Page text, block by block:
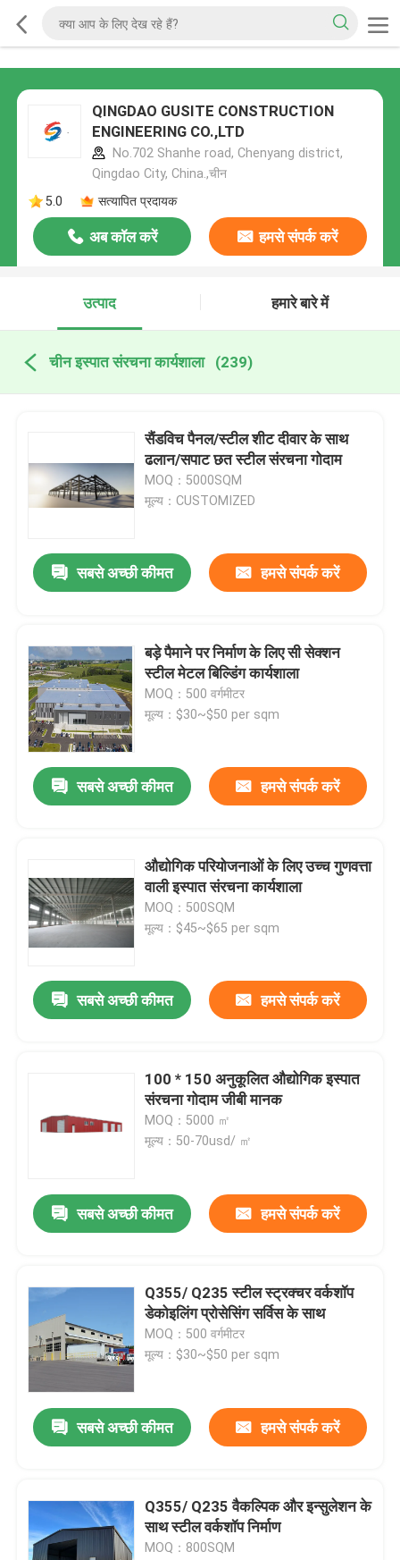
QINGDAO GUSITE CONSTRUCTION
ENGINEERING CO.,LTD
No.702 Shanhe road, Chenyang district,
Qingdao City, China.,चीन
5.0
सत्यापित प्रदायक
अब कॉल करें हमसे संपर्क करें
उत्पाद हमारे बारे में
चीन इस्पात संरचना कार्यशाला (239)
सैंडविच पैनल/स्टील शीट दीवार के साथ
ढलान/सपाट छत स्टील संरचना गोदाम
MOQ：5000SQM
मूल्य：CUSTOMIZED
सबसे अच्छी कीमत हमसे संपर्क करें
बड़े पैमाने पर निर्माण के लिए सी सेक्शन
स्टील मेटल बिल्डिंग कार्यशाला
MOQ：500 वर्गमीटर
मूल्य：$30~$50 per sqm
सबसे अच्छी कीमत हमसे संपर्क करें
औद्योगिक परियोजनाओं के लिए उच्च गुणवत्ता
वाली इस्पात संरचना कार्यशाला
MOQ：500SQM
मूल्य：$45~$65 per sqm
सबसे अच्छी कीमत हमसे संपर्क करें
100 * 150 अनुकूलित औद्योगिक इस्पात
संरचना गोदाम जीबी मानक
MOQ：5000 ㎡
मूल्य：50-70usd/ ㎡
सबसे अच्छी कीमत हमसे संपर्क करें
Q355/ Q235 स्टील स्ट्रक्चर वर्कशॉप
डेकोइलिंग प्रोसेसिंग सर्विस के साथ
MOQ：500 वर्गमीटर
मूल्य：$30~$50 per sqm
सबसे अच्छी कीमत हमसे संपर्क करें
Q355/ Q235 वैकल्पिक और इन्सुलेशन के
साथ स्टील वर्कशॉप निर्माण
MOQ：800SQM